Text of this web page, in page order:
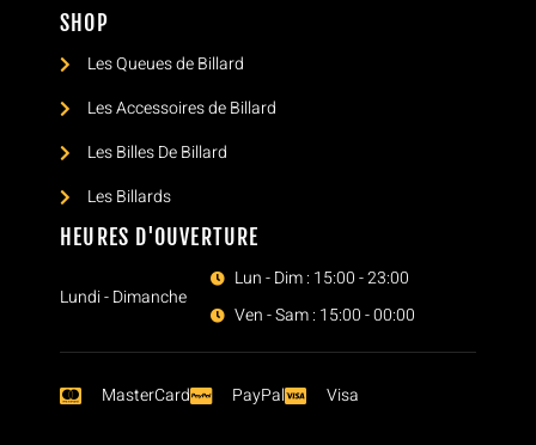
SHOP
Les Queues de Billard
Les Accessoires de Billard
Les Billes De Billard
Les Billards
HEURES D'OUVERTURE
Lundi - Dimanche
Lun - Dim : 15:00 - 23:00
Ven - Sam : 15:00 - 00:00
MasterCard PayPal Visa